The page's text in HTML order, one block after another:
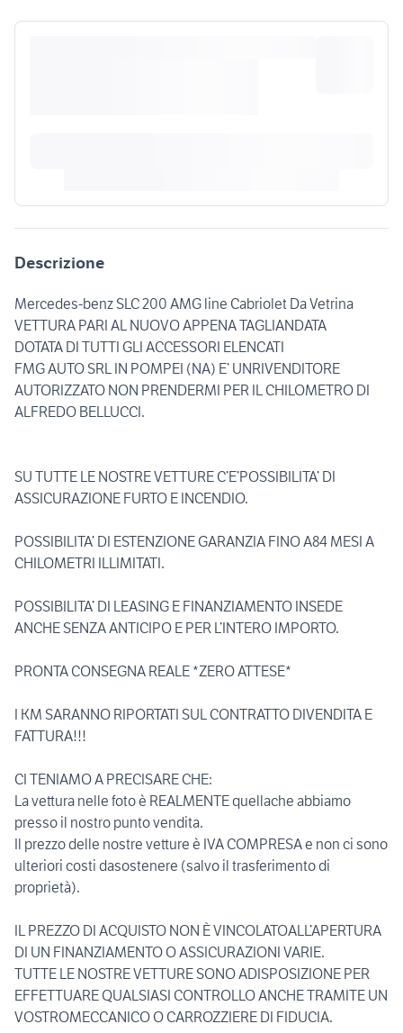
Descrizione
Mercedes-benz SLC 200 AMG line Cabriolet Da Vetrina
VETTURA PARI AL NUOVO APPENA TAGLIANDATA
DOTATA DI TUTTI GLI ACCESSORI ELENCATI
FMG AUTO SRL IN POMPEI (NA) E’ UNRIVENDITORE
AUTORIZZATO NON PRENDERMI PER IL CHILOMETRO DI
ALFREDO BELLUCCI.
SU TUTTE LE NOSTRE VETTURE C’E’POSSIBILITA’ DI
ASSICURAZIONE FURTO E INCENDIO.
POSSIBILITA’ DI ESTENZIONE GARANZIA FINO A84 MESI A
CHILOMETRI ILLIMITATI.
POSSIBILITA’ DI LEASING E FINANZIAMENTO INSEDE
ANCHE SENZA ANTICIPO E PER L’INTERO IMPORTO.
PRONTA CONSEGNA REALE *ZERO ATTESE*
I KM SARANNO RIPORTATI SUL CONTRATTO DIVENDITA E
FATTURA!!!
CI TENIAMO A PRECISARE CHE:
La vettura nelle foto è REALMENTE quellache abbiamo
presso il nostro punto vendita.
Il prezzo delle nostre vetture è IVA COMPRESA e non ci sono
ulteriori costi dasostenere (salvo il trasferimento di
proprietà).
IL PREZZO DI ACQUISTO NON È VINCOLATOALL’APERTURA
DI UN FINANZIAMENTO O ASSICURAZIONI VARIE.
TUTTE LE NOSTRE VETTURE SONO ADISPOSIZIONE PER
EFFETTUARE QUALSIASI CONTROLLO ANCHE TRAMITE UN
VOSTROMECCANICO O CARROZZIERE DI FIDUCIA.